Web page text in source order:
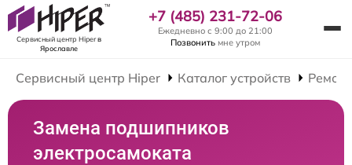
Сервисный центр Hiperв
Ярославле
+7 (485) 231-72-06
Ежедневно с 9:00 до 21:00
Позвонить мне утром
Сервисный центр Hiper Каталог устройств
Замена подшипников
электросамоката